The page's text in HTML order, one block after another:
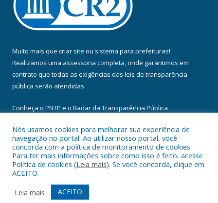
Muito mais que criar site ou sistema para prefeituras!
Realizamos uma assessoria completa, onde garantimos em
contrato que todas as exigências das leis de transparência
pública serão atendidas.
Conheça o PNTP e o Radar da Transparência Pública
Todos os direitos reservados a Câmara Municipal de Floresta do
Araguaia.
Mapa do Site
Acessar Área Administrativa
Acessar Webmail
Nós usamos cookies para melhorar sua experiência de
navegação no portal. Ao utilizar nosso portal, você
concorda com a política de monitoramento de cookies.
Para ter mais informações sobre como isso é feito, acesse
Política de cookies (Leia mais). Se você concorda, clique em
ACEITO.
Leia mais
ACEITO